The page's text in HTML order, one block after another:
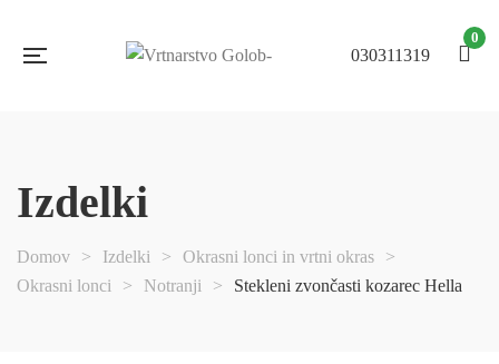
030311319
0
Izdelki
Domov > Izdelki > Okrasni lonci in vrtni okras
>
Okrasni lonci
> Notranji > Stekleni zvončasti kozarec Hella